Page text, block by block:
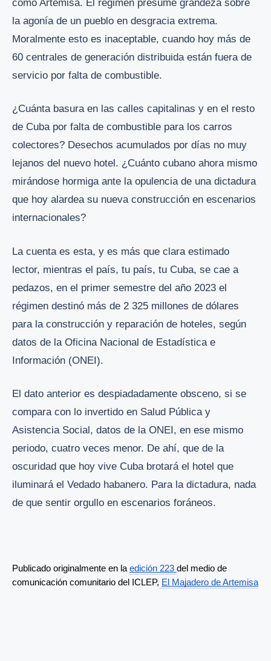
como Artemisa. El régimen presume grandeza sobre
la agonía de un pueblo en desgracia extrema.
Moralmente esto es inaceptable, cuando hoy más de
60 centrales de generación distribuida están fuera de
servicio por falta de combustible.
¿Cuánta basura en las calles capitalinas y en el resto
de Cuba por falta de combustible para los carros
colectores? Desechos acumulados por días no muy
lejanos del nuevo hotel. ¿Cuánto cubano ahora mismo
mirándose hormiga ante la opulencia de una dictadura
que hoy alardea su nueva construcción en escenarios
internacionales?
La cuenta es esta, y es más que clara estimado
lector, mientras el país, tu país, tu Cuba, se cae a
pedazos, en el primer semestre del año 2023 el
régimen destinó más de 2 325 millones de dólares
para la construcción y reparación de hoteles, según
datos de la Oficina Nacional de Estadística e
Información (ONEI).
El dato anterior es despiadadamente obsceno, si se
compara con lo invertido en Salud Pública y
Asistencia Social, datos de la ONEI, en ese mismo
periodo, cuatro veces menor. De ahí, que de la
oscuridad que hoy vive Cuba brotará el hotel que
iluminará el Vedado habanero. Para la dictadura, nada
de que sentir orgullo en escenarios foráneos.
Publicado originalmente en la edición 223 del medio de
comunicación comunitario del ICLEP, El Majadero de Artemisa